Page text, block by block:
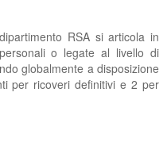
RSA si articola in
o legate al livello di
globalmente a disposizione
per ricoveri definitivi e 2 per